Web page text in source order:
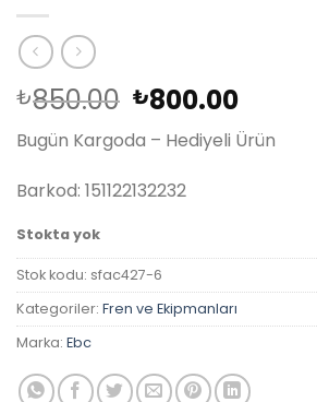
₺850.00 Orijinal
fiyat:
₺850.00.
₺800.00Şu
andaki
fiyat:
Bugün Kargoda – Hediyeli Ürün
Barkod: 151122132232
Stokta yok
Stok kodu: sfac427-6
Kategoriler: Fren ve Ekipmanları
Marka: Ebc